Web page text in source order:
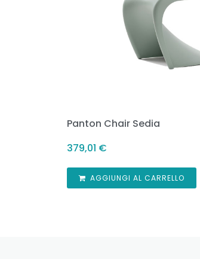
Panton Chair Sedia
379,01 €
AGGIUNGI AL CARRELLO